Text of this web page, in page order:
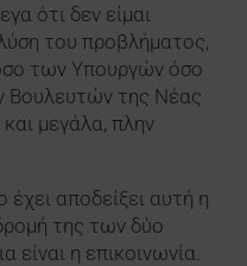
ότι δεν είμαι
του προβλήματος,
των Υπουργών όσο
Βουλευτών της Νέας
μεγάλα, πλην
έχει αποδείξει αυτή η
της των δύο
είναι η επικοινωνία.